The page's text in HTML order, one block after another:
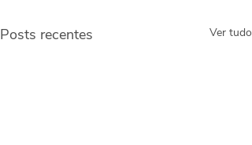
Posts recentes Ver tudo